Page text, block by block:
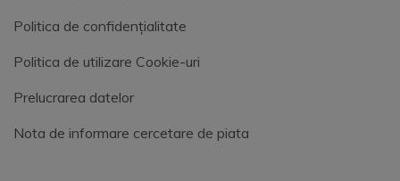
Politica de confidențialitate
Politica de utilizare Cookie-uri
Prelucrarea datelor
Nota de informare cercetare de piata